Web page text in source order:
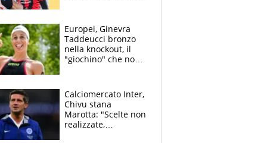
Allegri
Europei, Ginevra
Taddeucci bronzo
nella knockout, il
"giochino" che non
Calciomercato Inter,
Chivu stana
Marotta: "Scelte non
realizzate,